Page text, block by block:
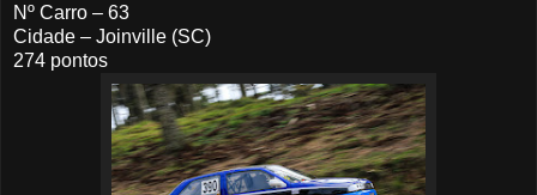
Nº Carro – 63
Cidade – Joinville (SC)
274 pontos